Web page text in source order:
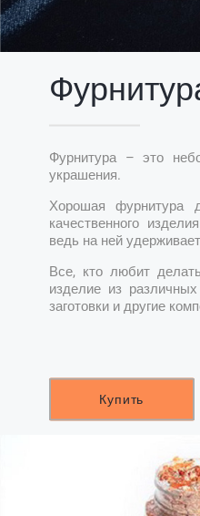
Фурнитура – это
украшения.
Хорошая фурнитура
качественного
ведь на ней
Все, кто любит
изделие из
заготовки и другие
Купить